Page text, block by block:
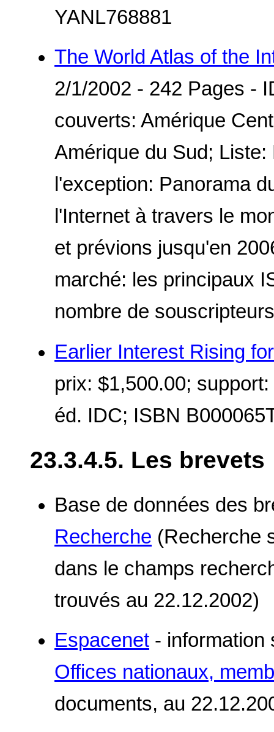
YANL768881
The World Atlas of the
2/1/2002 - 242 Pages -
couverts: Amérique
Amérique du Sud;
l'exception: Panorama
l'Internet à travers le
et prévions jusqu'en
marché: les principaux
nombre de
Earlier Interest Rising
prix: $1,500.00;
éd. IDC; ISBN
23.3.4.5. Les brevets
Base de données des
Recherche (Recherche
dans le champs
trouvés au 22.12.2002)
Espacenet - information
Offices nationaux,
documents, au